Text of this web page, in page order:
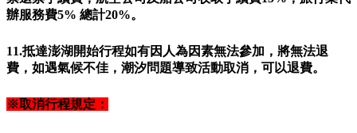
辦服務費5% 總計20%。
11.抵達澎湖開始行程如有因人為因素無法參加，將無法退
費，如遇氣候不佳，潮汐問題導致活動取消，可以退費。
※取消行程規定：